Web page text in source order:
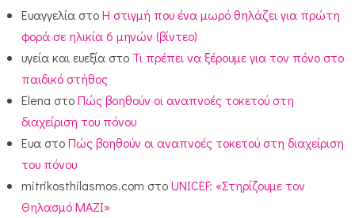
Ευαγγελία στοΗ στιγμή που ένα μωρό θηλάζει για πρώτη
φορά σε ηλικία 6 μηνών (βίντεο)
υγεία και ευεξία στο Τι πρέπει να ξέρουμε για τον πόνο στο
παιδικό στήθος
Elena στοΠώς βοηθούν οι αναπνοές τοκετού στη
διαχείριση του πόνου
Ευα στοΠώς βοηθούν οι αναπνοές τοκετού στη διαχείριση
του πόνου
mitrikosthilasmos.com στοUNICEF: «Στηρίζουμε τον
Θηλασμό ΜΑΖΙ»